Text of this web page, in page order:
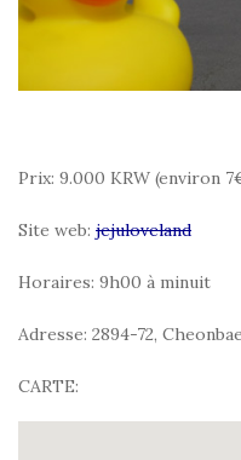
Prix: 9.000 KRW (environ
Site web: jejuloveland
Horaires: 9h00 à minuit
Adresse: 2894-72,
CARTE: